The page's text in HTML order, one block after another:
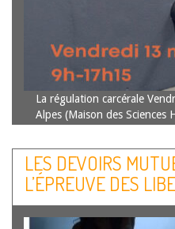
La régulation carcérale
Alpes (Maison des Sciences
le CRJ (Centre de
Grenoble-alpes Sous la
ROBERT, Maître de… Lire
LES DEVOIRS
L’ÉPREUVE DES
INDIVIDUELLES